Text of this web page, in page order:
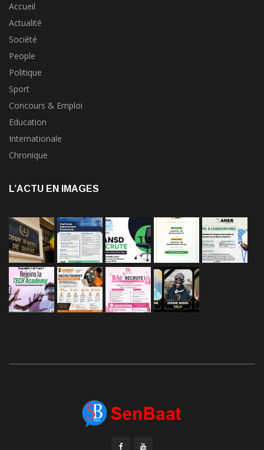
Accueil
Actualité
Société
People
Politique
Sport
Concours & Emploi
Education
Internationale
Chronique
L’ACTU EN IMAGES